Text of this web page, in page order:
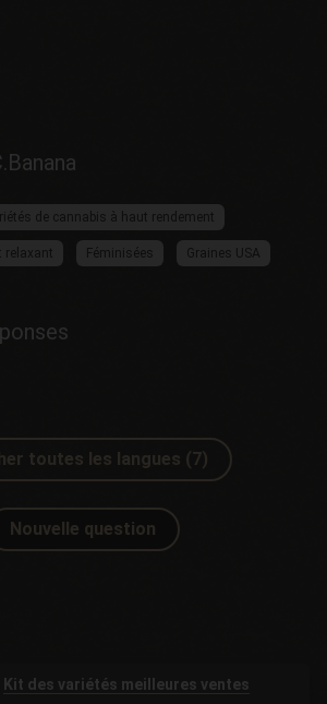
de cannabis à haut rendement
relaxant Féminisées Graines USA
toutes les langues (7)
Nouvelle question
Kit des variétés meilleures ventes